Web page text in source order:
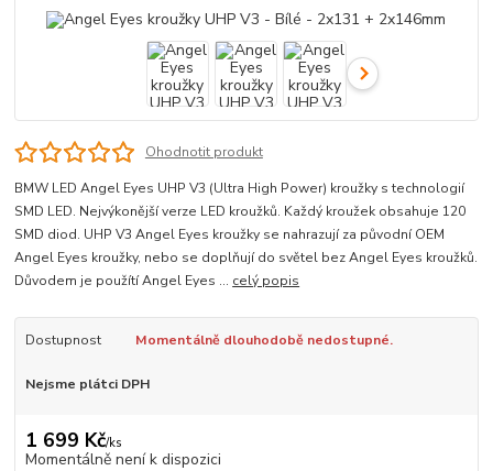
Ohodnotit produkt
BMW LED Angel Eyes UHP V3 (Ultra High Power) kroužky s technologií
SMD LED. Nejvýkonější verze LED kroužků. Každý kroužek obsahuje 120
SMD diod. UHP V3 Angel Eyes kroužky se nahrazují za původní OEM
Angel Eyes kroužky, nebo se doplňují do světel bez Angel Eyes kroužků.
Důvodem je použítí Angel Eyes ... celý popis
Dostupnost Momentálně dlouhodobě nedostupné.
Nejsme plátci DPH
1 699 Kč/ks
Momentálně není k dispozici